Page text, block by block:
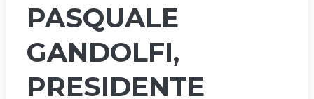
PASQUALE
GANDOLFI,
PRESIDENTE